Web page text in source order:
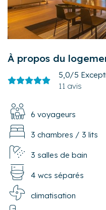
À propos du
5,0/5
11 avis
6 voyageurs
3 chambres / 3 lits
3 salles de bain
4 wcs séparés
climatisation